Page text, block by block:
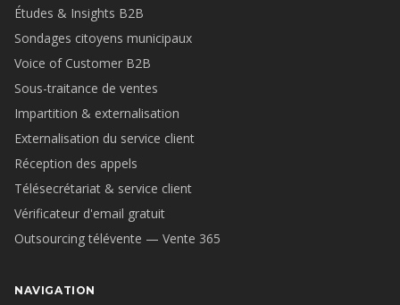
Études & Insights B2B
Sondages citoyens municipaux
Voice of Customer B2B
Sous-traitance de ventes
Impartition & externalisation
Externalisation du service client
Réception des appels
Télésecrétariat & service client
Vérificateur d'email gratuit
Outsourcing télévente — Vente 365
NAVIGATION